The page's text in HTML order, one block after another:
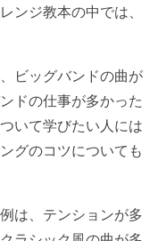
ンジ教本の中では、
ビッグバンドの曲が
ドの仕事が多かった
いて学びたい人には
グのコツについても
は、テンションが多